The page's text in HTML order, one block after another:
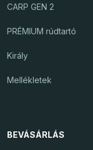
CARP GEN 2
PRÉMIUM rúdtartó
Király
Mellékletek
BEVÁSÁRLÁS